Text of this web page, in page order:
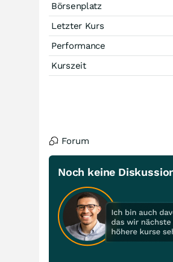
Börsenplatz
Letzter Kurs
Performance
Kurszeit
Forum
Noch keine